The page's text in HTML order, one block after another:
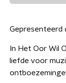
Gepresenteerd
In Het Oor Wil
liefde voor